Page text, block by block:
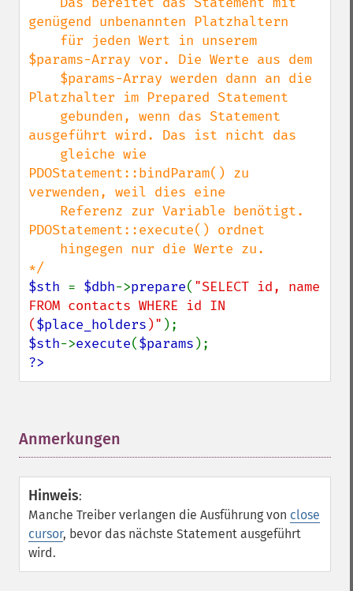
genügend unbenannten Platzhaltern
$params-Array vor. Die Werte aus dem
Platzhalter im Prepared Statement
ausgeführt wird. Das ist nicht das
PDOStatement::bindParam() zu
verwenden, weil dies eine
PDOStatement::execute() ordnet
$sth = $dbh->prepare( "SELECT id, name
FROM contacts WHERE id IN
($place_holders )"
$sth->execute($params
?>
Anmerkungen
Hinweis:
Manche Treiber verlangen die Ausführung von close
cursor, bevor das nächste Statement ausgeführt
wird.